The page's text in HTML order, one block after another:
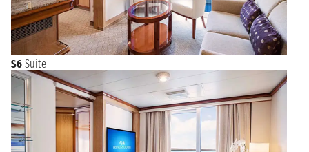
S6 Suite